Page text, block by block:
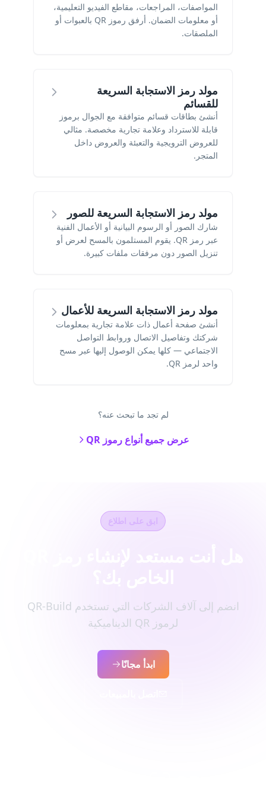
المواصفات، المراجعات، مقاطع الفيديو التعليمية،
أو معلومات الضمان. أرفق رموز QR بالعبوات أو
الملصقات.
مولد رمز الاستجابة السريعة
للقسائم
أنشئ بطاقات قسائم متوافقة مع الجوال برموز
قابلة للاسترداد وعلامة تجارية مخصصة. مثالي
للعروض الترويجية والتعبئة والعروض داخل
المتجر.
مولد رمز الاستجابة السريعة للصور
شارك الصور أو الرسوم البيانية أو الأعمال الفنية
عبر رمز QR. يقوم المستلمون بالمسح لعرض أو
تنزيل الصور دون مرفقات ملفات كبيرة.
مولد رمز الاستجابة السريعة للأعمال
أنشئ صفحة أعمال ذات علامة تجارية بمعلومات
شركتك وتفاصيل الاتصال وروابط التواصل
الاجتماعي — كلها يمكن الوصول إليها عبر مسح
واحد لرمز QR.
لم تجد ما تبحث عنه؟
عرض جميع أنواع رموز QR
ابق على اطلاع
انضم إلى آلاف الشركات التي تستخدم QR-Build
لرموز QR الديناميكية
ابدأ مجانًا